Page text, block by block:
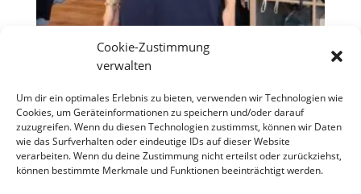
Cookie-Zustimmung
verwalten
Um dir ein optimales Erlebnis zu bieten, verwenden wir Technologien wie
Cookies, um Geräteinformationen zu speichern und/oder darauf
zuzugreifen. Wenn du diesen Technologien zustimmst, können wir Daten
wie das Surfverhalten oder eindeutige IDs auf dieser Website
verarbeiten. Wenn du deine Zustimmung nicht erteilst oder zurückziehst,
können bestimmte Merkmale und Funktionen beeinträchtigt werden.
Oversize Top „Spitze“ Marine
€18,90